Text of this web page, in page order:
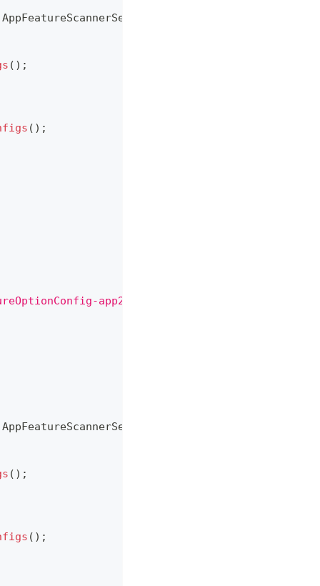
AppFeatureScannerService
( ) ;
( ) ;
app2'
AppFeatureScannerService
( ) ;
( ) ;